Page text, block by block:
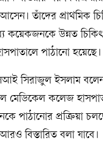
তাঁদের প্রাথমিক
কয়েকজনকে উন্নত
পাঠানো হয়েছে।
সিরাজুল ইসলাম
মেডিকেল কলেজ
পাঠানোর প্রক্রিয়া
বিস্তারিত বলা যাবে।